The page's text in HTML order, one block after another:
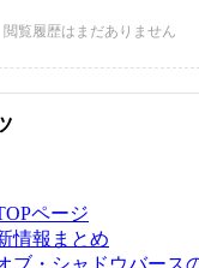
ページ
情報まとめ
ブ・シャドウバース